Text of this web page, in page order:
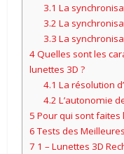
3.1 La
3.2 La
3.3 La
4Quelles sont les
lunettes 3D ?
4.1 La résolution
4.2 L’autonomie
5 Pour qui sont faites
6Tests des
7 1 – Lunettes 3D